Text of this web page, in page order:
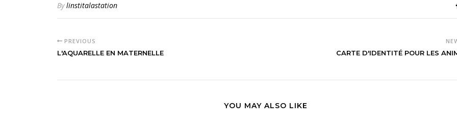
Bylinstitalastation
PREVIOUS
L'AQUARELLE EN MATERNELLE CARTE D'IDENTITÉ POUR LES
YOU MAY ALSO LIKE